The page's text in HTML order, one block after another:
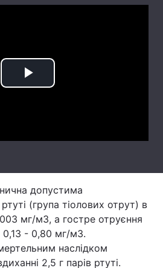
Статті
Думки
Вакансії
Play
допустима
(група тіолових отрут) в
мг/м3, а гостре отруєння
- 0,80 мг/м3.
наслідком
2,5 г парів ртуті.